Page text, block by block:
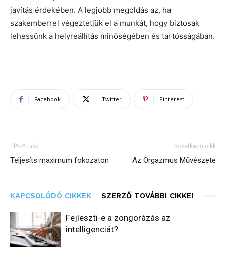
javítás érdekében. A legjobb megoldás az, ha
szakemberrel végeztetjük el a munkát, hogy biztosak
lehessünk a helyreállítás minőségében és tartósságában.
Facebook Twitter Pinterest
Előző cikk
Teljesíts maximum fokozaton
Következő cikk
Az Orgazmus Művészete
KAPCSOLÓDÓ CIKKEK SZERZŐ TOVÁBBI CIKKEI
Fejleszti-e a zongorázás az
intelligenciát?